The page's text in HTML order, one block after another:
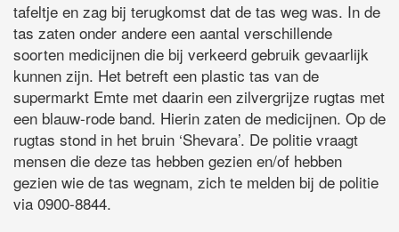
tafeltje en zag bij terugkomst dat de tas weg was. In de
tas zaten onder andere een aantal verschillende
soorten medicijnen die bij verkeerd gebruik gevaarlijk
kunnen zijn. Het betreft een plastic tas van de
supermarkt Emte met daarin een zilvergrijze rugtas met
een blauw-rode band. Hierin zaten de medicijnen. Op de
rugtas stond in het bruin ‘Shevara’. De politie vraagt
mensen die deze tas hebben gezien en/of hebben
gezien wie de tas wegnam, zich te melden bij de politie
via 0900-8844.